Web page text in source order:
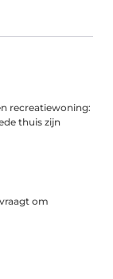
recreatiewoning:
thuis zijn
om